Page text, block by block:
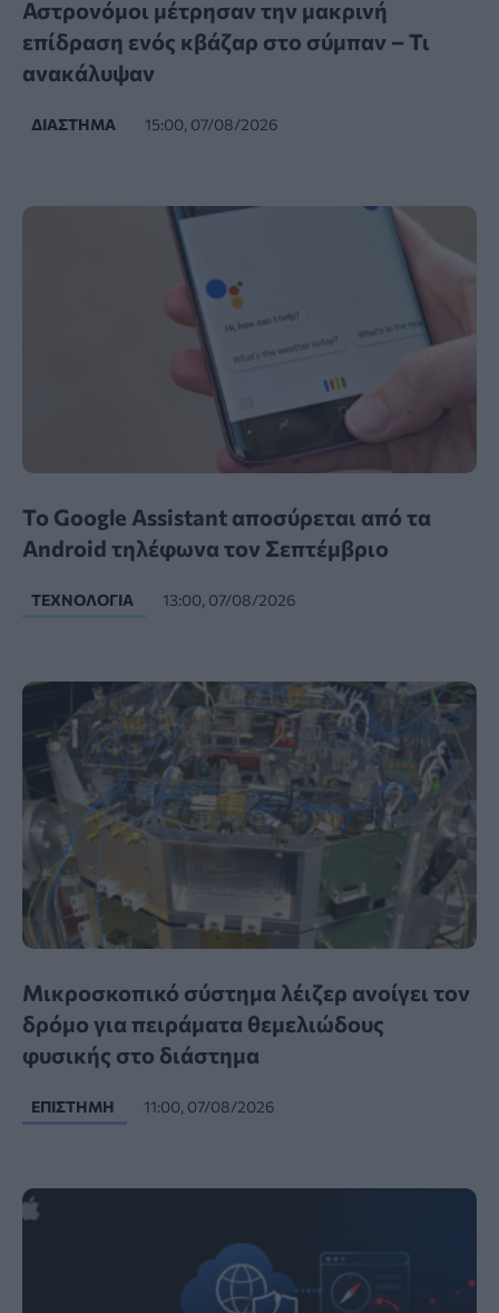
Αστρονόμοι μέτρησαν την μακρινή
επίδραση ενός κβάζαρ στο σύμπαν – Τι
ανακάλυψαν
ΔΙΆΣΤΗΜΑ 15:00, 07/08/2026
Το Google Assistant αποσύρεται από τα
Android τηλέφωνα τον Σεπτέμβριο
ΤΕΧΝΟΛΟΓΊΑ 13:00, 07/08/2026
Μικροσκοπικό σύστημα λέιζερ ανοίγει τον
δρόμο για πειράματα θεμελιώδους
φυσικής στο διάστημα
ΕΠΙΣΤΉΜΗ 11:00, 07/08/2026